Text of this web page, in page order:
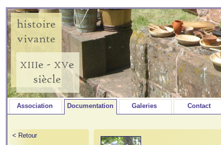
Association Documentation Galeries Contact
< Retour